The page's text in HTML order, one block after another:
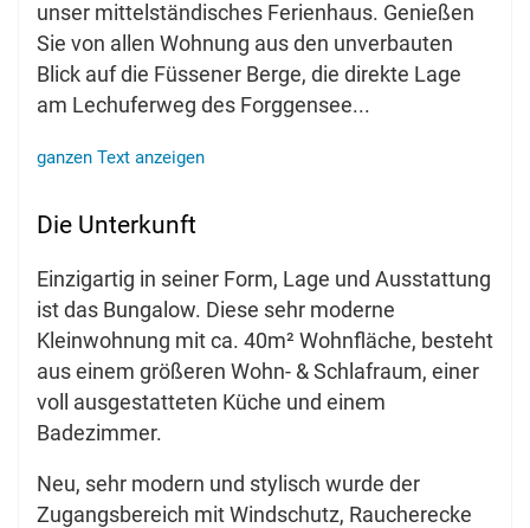
unser mittelständisches Ferienhaus. Genießen
Sie von allen Wohnung aus den unverbauten
Blick auf die Füssener Berge, die direkte Lage
am Lechuferweg des Forggensee...
ganzen Text anzeigen
Die Unterkunft
Einzigartig in seiner Form, Lage und Ausstattung
ist das Bungalow. Diese sehr moderne
Kleinwohnung mit ca. 40m² Wohnfläche, besteht
aus einem größeren Wohn- & Schlafraum, einer
voll ausgestatteten Küche und einem
Badezimmer.
Neu, sehr modern und stylisch wurde der
Zugangsbereich mit Windschutz, Raucherecke